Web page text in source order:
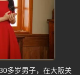
多岁男子，在大阪关